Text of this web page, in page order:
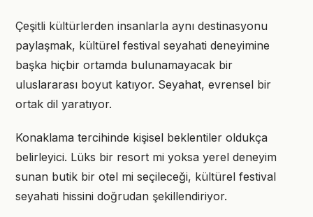
Çeşitli kültürlerden insanlarla aynı destinasyonu
paylaşmak, kültürel festival seyahati deneyimine
başka hiçbir ortamda bulunamayacak bir
uluslararası boyut katıyor. Seyahat, evrensel bir
ortak dil yaratıyor.
Konaklama tercihinde kişisel beklentiler oldukça
belirleyici. Lüks bir resort mi yoksa yerel deneyim
sunan butik bir otel mi seçileceği, kültürel festival
seyahati hissini doğrudan şekillendiriyor.